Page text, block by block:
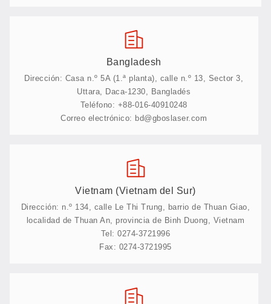
Bangladesh
Dirección: Casa n.º 5A (1.ª planta), calle n.º 13, Sector 3,
Uttara, Daca-1230, Bangladés
Teléfono: +88-016-40910248
Correo electrónico: bd@gboslaser.com
Vietnam (Vietnam del Sur)
Dirección: n.º 134, calle Le Thi Trung, barrio de Thuan Giao,
localidad de Thuan An, provincia de Binh Duong, Vietnam
Tel: 0274-3721996
Fax: 0274-3721995